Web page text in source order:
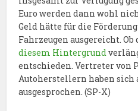
Euro werden dann wohl
Geld hätte für die Förderung
Fahrzeugen ausgereicht. Ob
diesem Hintergrund
entschieden. Vertreter von
Autoherstellern haben sich
ausgesprochen. (SP-X)